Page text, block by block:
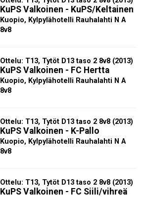
KuPS Valkoinen - KuPS/Keltainen
Kuopio, Kylpylähotelli Rauhalahti N A
8v8
Ottelu: T13, Tytöt D13 taso 2 8v8 (2013)
KuPS Valkoinen - FC Hertta
Kuopio, Kylpylähotelli Rauhalahti N A
8v8
Ottelu: T13, Tytöt D13 taso 2 8v8 (2013)
KuPS Valkoinen - K-Pallo
Kuopio, Kylpylähotelli Rauhalahti N A
8v8
Ottelu: T13, Tytöt D13 taso 2 8v8 (2013)
KuPS Valkoinen - FC Siili/vihreä